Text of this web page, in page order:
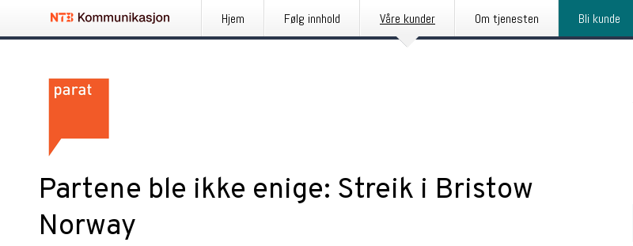
Hjem Følg innhold Våre kunder Om tjenesten Bli kunde
Partene ble ikke enige: Streik i Bristow
Norway